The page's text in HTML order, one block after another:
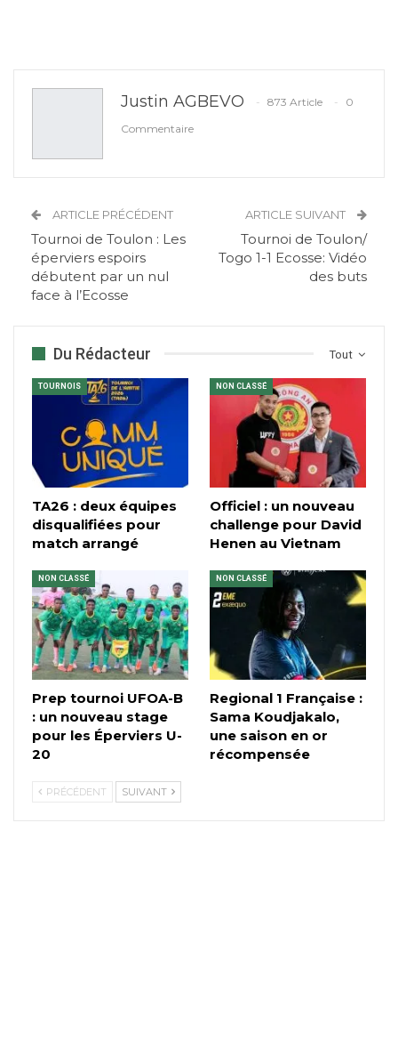
Justin AGBEVO 873 Article
0
Commentaire
ARTICLE PRÉCÉDENT
Tournoi de Toulon : Les
éperviers espoirs
débutent par un nul
face à l’Ecosse
ARTICLE SUIVANT
Tournoi de Toulon/
Togo 1-1 Ecosse: Vidéo
des buts
Tout
Du Rédacteur
TOURNOIS
TA26 : deux équipes
disqualifiées pour
match arrangé
NON CLASSÉ
Officiel : un nouveau
challenge pour David
Henen au Vietnam
NON CLASSÉ
Prep tournoi UFOA-B
: un nouveau stage
pour les Éperviers U-
20
NON CLASSÉ
Regional 1 Française :
Sama Koudjakalo,
une saison en or
récompensée
PRÉCÉDENT SUIVANT